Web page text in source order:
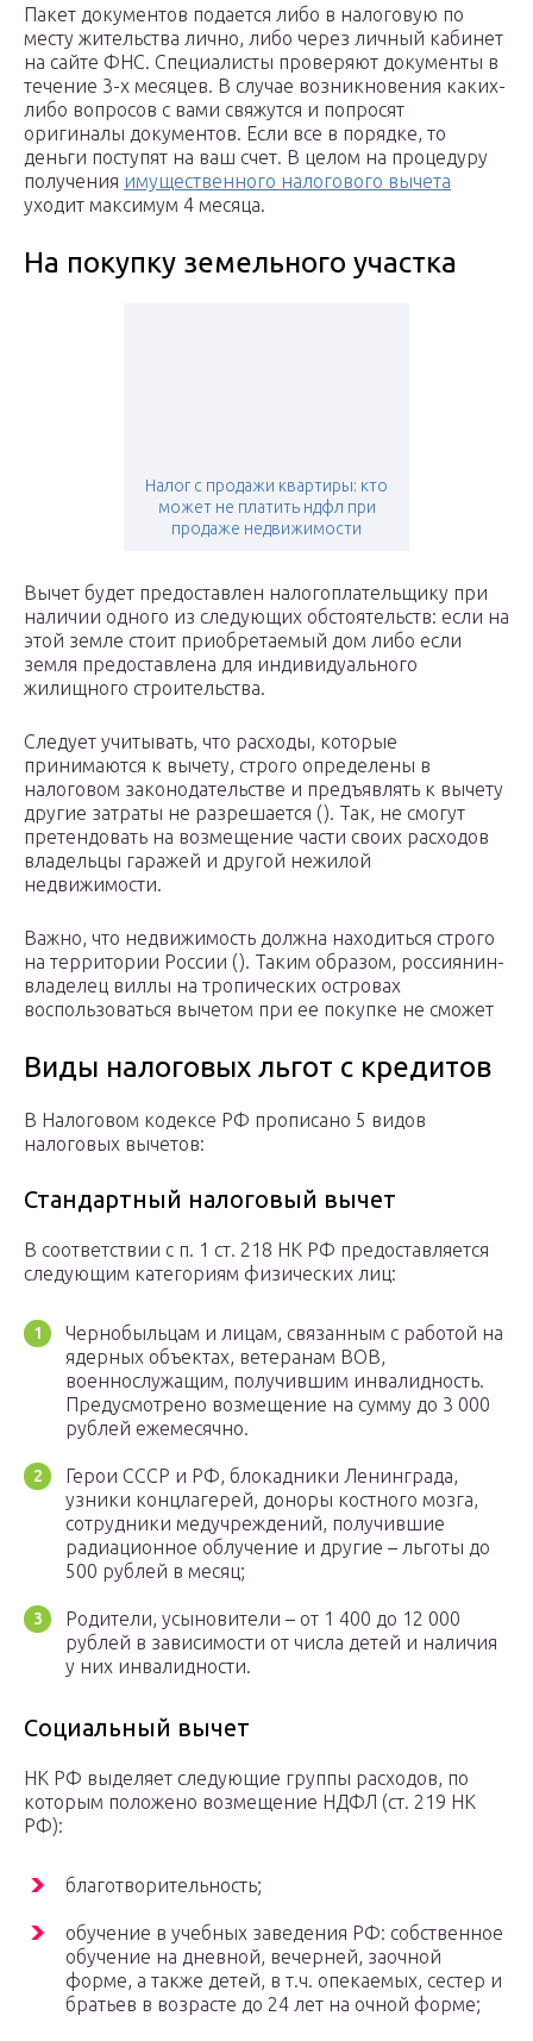
Пакет документов подается либо в налоговую по
месту жительства лично, либо через личный кабинет
на сайте ФНС. Специалисты проверяют документы в
течение 3-х месяцев. В случае возникновения каких-
либо вопросов с вами свяжутся и попросят
оригиналы документов. Если все в порядке, то
деньги поступят на ваш счет. В целом на процедуру
получения имущественного налогового вычета
уходит максимум 4 месяца.
На покупку земельного участка
Налог с продажи квартиры: кто
может не платить ндфл при
продаже недвижимости
Вычет будет предоставлен налогоплательщику при
наличии одного из следующих обстоятельств: если на
этой земле стоит приобретаемый дом либо если
земля предоставлена для индивидуального
жилищного строительства.
Следует учитывать, что расходы, которые
принимаются к вычету, строго определены в
налоговом законодательстве и предъявлять к вычету
другие затраты не разрешается (). Так, не смогут
претендовать на возмещение части своих расходов
владельцы гаражей и другой нежилой
недвижимости.
Важно, что недвижимость должна находиться строго
на территории России (). Таким образом, россиянин-
владелец виллы на тропических островах
воспользоваться вычетом при ее покупке не сможет
Виды налоговых льгот с кредитов
В Налоговом кодексе РФ прописано 5 видов
налоговых вычетов:
Стандартный налоговый вычет
В соответствии с п. 1 ст. 218 НК РФ предоставляется
следующим категориям физических лиц:
Чернобыльцам и лицам, связанным с работой на
ядерных объектах, ветеранам ВОВ,
военнослужащим, получившим инвалидность.
Предусмотрено возмещение на сумму до 3 000
рублей ежемесячно.
Герои СССР и РФ, блокадники Ленинграда,
узники концлагерей, доноры костного мозга,
сотрудники медучреждений, получившие
радиационное облучение и другие – льготы до
500 рублей в месяц;
Родители, усыновители – от 1 400 до 12 000
рублей в зависимости от числа детей и наличия
у них инвалидности.
Социальный вычет
НК РФ выделяет следующие группы расходов, по
которым положено возмещение НДФЛ (ст. 219 НК
РФ):
благотворительность;
обучение в учебных заведения РФ: собственное
обучение на дневной, вечерней, заочной
форме, а также детей, в т.ч. опекаемых, сестер и
братьев в возрасте до 24 лет на очной форме;